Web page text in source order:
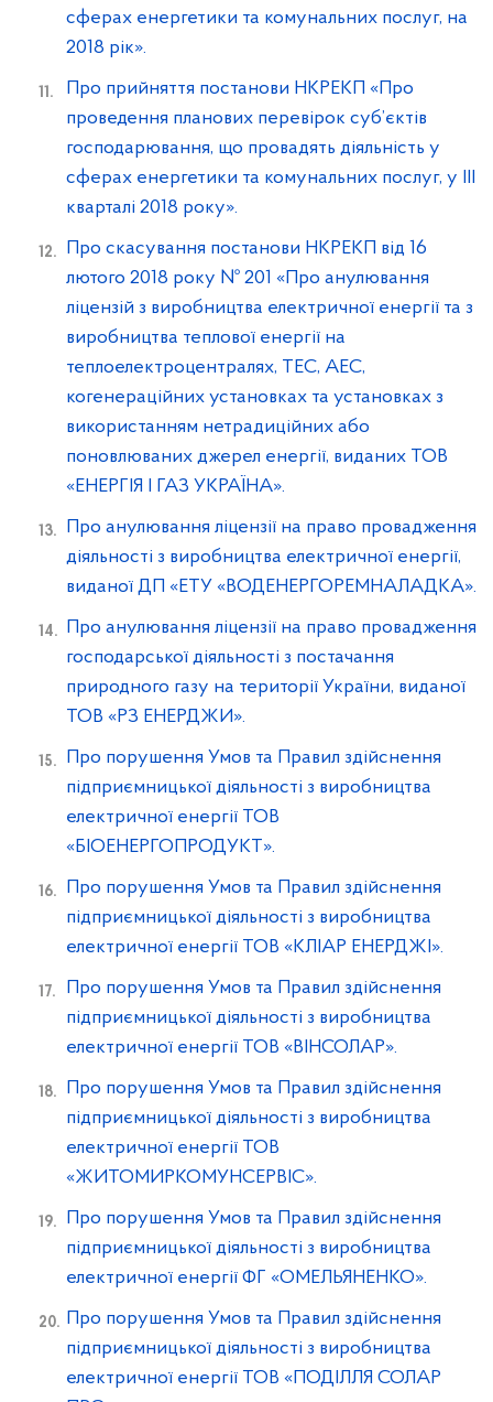
сферах енергетики та комунальних послуг, на
2018 рік».
Про прийняття постанови НКРЕКП «Про
проведення планових перевірок суб’єктів
господарювання, що провадять діяльність у
сферах енергетики та комунальних послуг, у III
кварталі 2018 року».
Про скасування постанови НКРЕКП від 16
лютого 2018 року № 201 «Про анулювання
ліцензій з виробництва електричної енергії та з
виробництва теплової енергії на
теплоелектроцентралях, ТЕС, АЕС,
когенераційних установках та установках з
використанням нетрадиційних або
поновлюваних джерел енергії, виданих ТОВ
«ЕНЕРГІЯ І ГАЗ УКРАЇНА».
Про анулювання ліцензії на право провадження
діяльності з виробництва електричної енергії,
виданої ДП «ЕТУ «ВОДЕНЕРГОРЕМНАЛАДКА».
Про анулювання ліцензії на право провадження
господарської діяльності з постачання
природного газу на території України, виданої
ТОВ «РЗ ЕНЕРДЖИ».
Про порушення Умов та Правил здійснення
підприємницької діяльності з виробництва
електричної енергії ТОВ
«БІОЕНЕРГОПРОДУКТ».
Про порушення Умов та Правил здійснення
підприємницької діяльності з виробництва
електричної енергії ТОВ «КЛІАР ЕНЕРДЖІ».
Про порушення Умов та Правил здійснення
підприємницької діяльності з виробництва
електричної енергії ТОВ «ВІНСОЛАР».
Про порушення Умов та Правил здійснення
підприємницької діяльності з виробництва
електричної енергії ТОВ
«ЖИТОМИРКОМУНСЕРВІС».
Про порушення Умов та Правил здійснення
підприємницької діяльності з виробництва
електричної енергії ФГ «ОМЕЛЬЯНЕНКО».
Про порушення Умов та Правил здійснення
підприємницької діяльності з виробництва
електричної енергії ТОВ «ПОДІЛЛЯ СОЛАР